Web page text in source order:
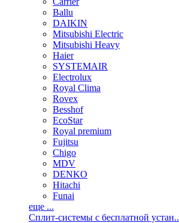
Ballu
DAIKIN
Mitsubishi Electric
Mitsubishi Heavy
Haier
SYSTEMAIR
Electrolux
Royal Clima
Rovex
Besshof
EcoStar
Royal premium
Fujitsu
Chigo
MDV
DENKO
Hitachi
Funai
еще ...
Сплит-системы с бесплатной устан..